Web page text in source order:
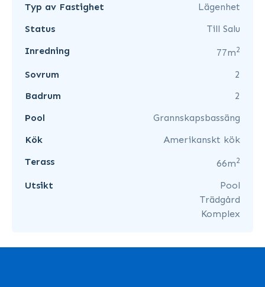
Typ av Fastighet
Lägenhet
Status
Till Salu
Inredning
77m2
Sovrum
2
Badrum
2
Pool
Grannskapsbassäng
Kök
Amerikanskt kök
Terass
66m2
Utsikt
Pool
Trädgård
Komplex